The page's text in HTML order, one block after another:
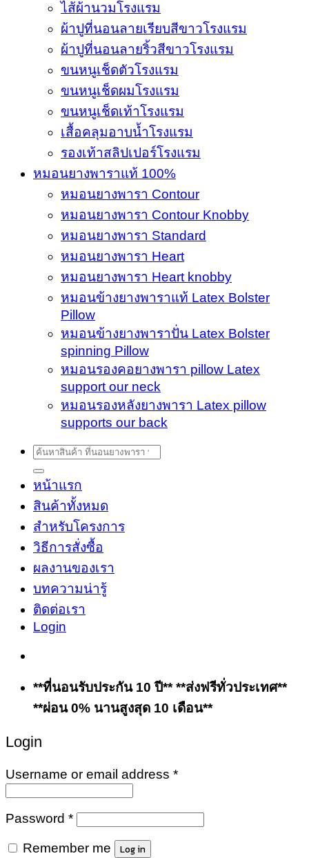
ไส้ผ้านวมโรงแรม
ผ้าปูที่นอนลายเรียบสีขาวโรงแรม
ผ้าปูที่นอนลายริ้วสีขาวโรงแรม
ขนหนูเช็ดตัวโรงแรม
ขนหนูเช็ดผมโรงแรม
ขนหนูเช็ดเท้าโรงแรม
เสื้อคลุมอาบน้ำโรงแรม
รองเท้าสลิปเปอร์โรงแรม
หมอนยางพาราแท้ 100%
หมอนยางพารา Contour
หมอนยางพารา Contour Knobby
หมอนยางพารา Standard
หมอนยางพารา Heart
หมอนยางพารา Heart knobby
หมอนข้างยางพาราแท้ Latex Bolster
Pillow
หมอนข้างยางพาราปั่น Latex Bolster
spinning Pillow
หมอนรองคอยางพารา pillow Latex
support our neck
หมอนรองหลังยางพารา Latex pillow
supports our back
Search
for:
หน้าแรก
สินค้าทั้งหมด
สำหรับโครงการ
วิธีการสั่งซื้อ
ผลงานของเรา
บทความน่ารู้
ติดต่อเรา
Login
**ที่นอนรับประกัน 10 ปี** **ส่งฟรีทั่วประเทศ**
**ผ่อน 0% นานสูงสุด 10 เดือน**
Login
Username or email address *
Password *
Remember me Log in